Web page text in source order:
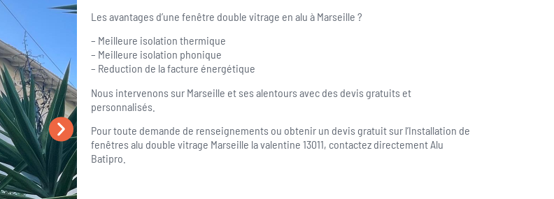
Les avantages d’une fenêtre double vitrage en alu à Marseille ?
– Meilleure isolation thermique
– Meilleure isolation phonique
– Reduction de la facture énergétique
Nous intervenons sur Marseille et ses alentours avec des devis gratuits et
personnalisés.
Pour toute demande de renseignements ou obtenir un devis gratuit sur l’Installation de
fenêtres alu double vitrage Marseille la valentine 13011, contactez directement Alu
Batipro.